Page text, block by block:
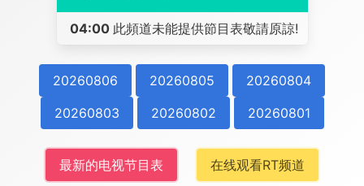
04:00 此頻道未能提供節目表敬請原諒!
20260806 20260805
20260804
20260803
20260802 20260801
最新的电视节目表 在线观看RT频道